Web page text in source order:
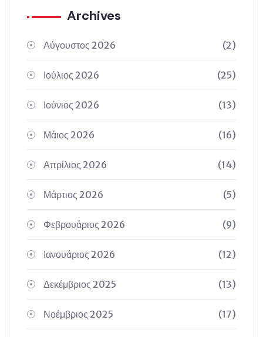
Archives
Αύγουστος 2026 (2)
Ιούλιος 2026 (25)
Ιούνιος 2026 (13)
Μάιος 2026 (16)
Απρίλιος 2026 (14)
Μάρτιος 2026 (5)
Φεβρουάριος 2026 (9)
Ιανουάριος 2026 (12)
Δεκέμβριος 2025 (13)
Νοέμβριος 2025 (17)